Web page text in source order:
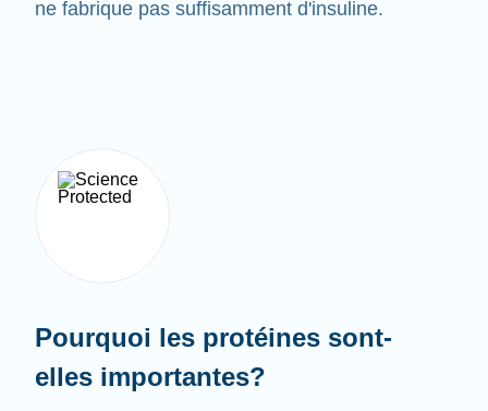
ne fabrique pas suffisamment d'insuline.
Pourquoi les protéines sont-
elles importantes?